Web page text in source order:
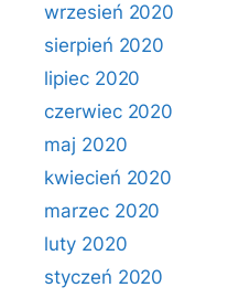
wrzesień 2020
sierpień 2020
lipiec 2020
czerwiec 2020
maj 2020
kwiecień 2020
marzec 2020
luty 2020
styczeń 2020